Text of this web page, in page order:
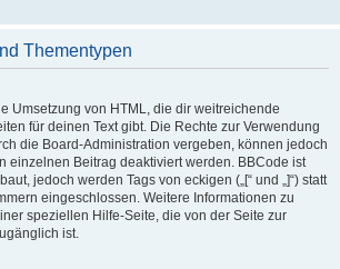
Thementypen
Umsetzung von HTML, die dir weitreichende
für deinen Text gibt. Die Rechte zur Verwendung
die Board-Administration vergeben, können jedoch
einzelnen Beitrag deaktiviert werden. BBCode ist
jedoch werden Tags von eckigen („[“ und „]“) statt
eingeschlossen. Weitere Informationen zu
speziellen Hilfe-Seite, die von der Seite zur
ist.